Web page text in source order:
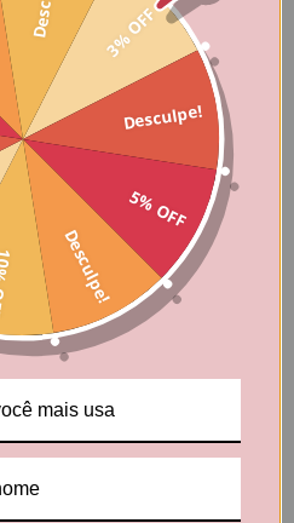
3% OFF
Desculpe!
5% OFF
Desculpe!